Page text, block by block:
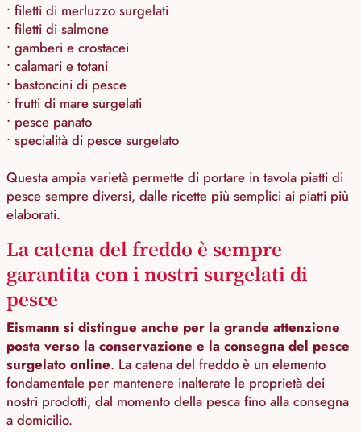
• filetti di merluzzo surgelati
• filetti di salmone
• gamberi e crostacei
• calamari e totani
• bastoncini di pesce
• frutti di mare surgelati
• pesce panato
• specialità di pesce surgelato
Questa ampia varietà permette di portare in tavola piatti di
pesce sempre diversi, dalle ricette più semplici ai piatti più
elaborati.
La catena del freddo è sempre
garantita con i nostri surgelati di
pesce
Eismann si distingue anche per la grande attenzione
posta verso la conservazione e la consegna del pesce
surgelato online. La catena del freddo è un elemento
fondamentale per mantenere inalterate le proprietà dei
nostri prodotti, dal momento della pesca fino alla consegna
a domicilio.